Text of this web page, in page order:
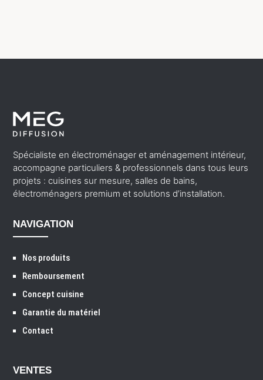
Spécialiste en électroménager et aménagement intérieur,
accompagne particuliers & professionnels dans tous leurs
projets : cuisines sur mesure, salles de bains,
électroménagers premium et solutions d’installation.
NAVIGATION
Nos produits
Remboursement
Concept cuisine
Garantie du matériel
Contact
VENTES